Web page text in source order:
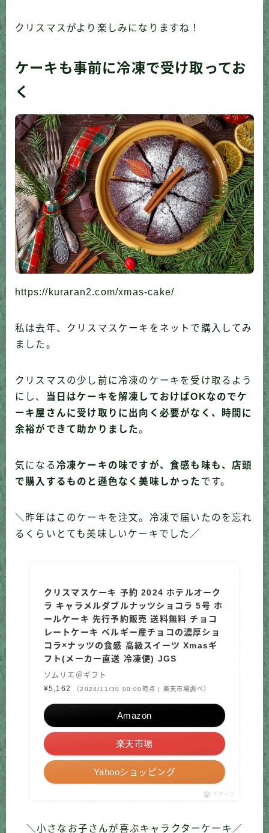
クリスマスがより楽しみになりますね！
ケーキも事前に冷凍で受け取ってお
く
https://kuraran2.com/xmas-cake/
私は去年、クリスマスケーキをネットで購入してみ
ました。
クリスマスの少し前に冷凍のケーキを受け取るよう
にし、
当日はケーキを解凍しておけばOKなのでケ
ーキ屋さんに受け取りに出向く必要がなく、時間に
余裕ができて助かりました。
気になる冷凍ケーキの味ですが、食感も味も、店頭
で購入するものと遜色なく美味しかった です。
＼昨年はこのケーキを注文。冷凍で届いたのを忘れ
るくらいとても美味しいケーキでした／
クリスマスケーキ 予約 2024 ホテルオーク
ラ キャラメルダブルナッツショコラ 5号 ホ
ールケーキ 先行予約販売 送料無料 チョコ
レートケーキ ベルギー産チョコの濃厚ショ
コラ×ナッツの食感 高級スイーツ Xmasギ
フト(メーカー直送 冷凍便) JGS
ソムリエ＠ギフト
¥5,162
（2024/11/30 00:00時点 | 楽天市場調べ）
Amazon
楽天市場
Yahooショッピング
ポチップ
＼小さなお子さんが喜ぶキャラクターケーキ／